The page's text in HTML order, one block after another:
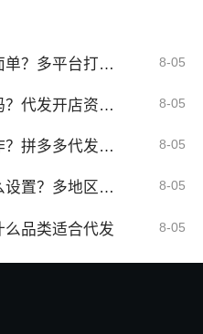
一件代发怎么对接电子面单？多平台打单发货教程 8-05
一件代发需要营业执照吗？代发开店资质详解 8-05
拼多多一件代发怎么操作？拼多多代发全流程 8-05
拼多多代发运费模板怎么设置？多地区运费 8-05
品类适合代发 8-05